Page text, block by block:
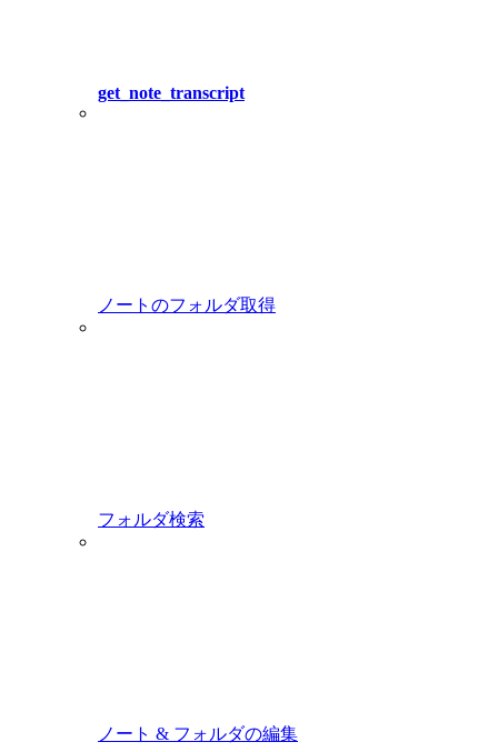
get_note_transcript
ノートのフォルダ取得
フォルダ検索
ノート & フォルダの編集